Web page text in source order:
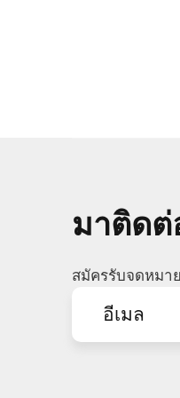
มาติดต่
สมัครรับจดหมา